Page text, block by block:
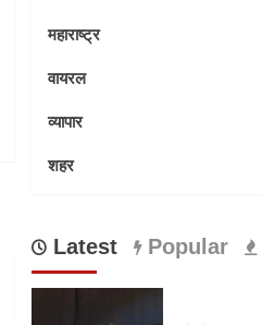
महाराष्ट्र
वायरल
व्यापार
शहर
Latest Popular